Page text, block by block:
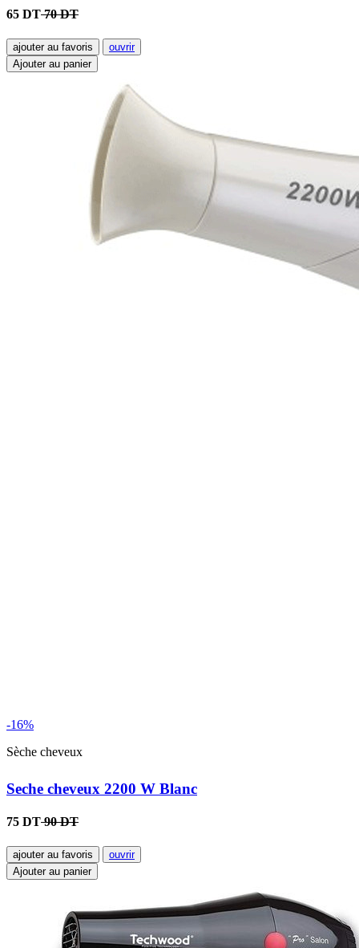
65 DT70 DT
ajouter au favoris
ouvrir
Ajouter au panier
-16%
Sèche cheveux
Seche cheveux 2200 W Blanc
75 DT90 DT
ajouter au favoris
ouvrir
Ajouter au panier